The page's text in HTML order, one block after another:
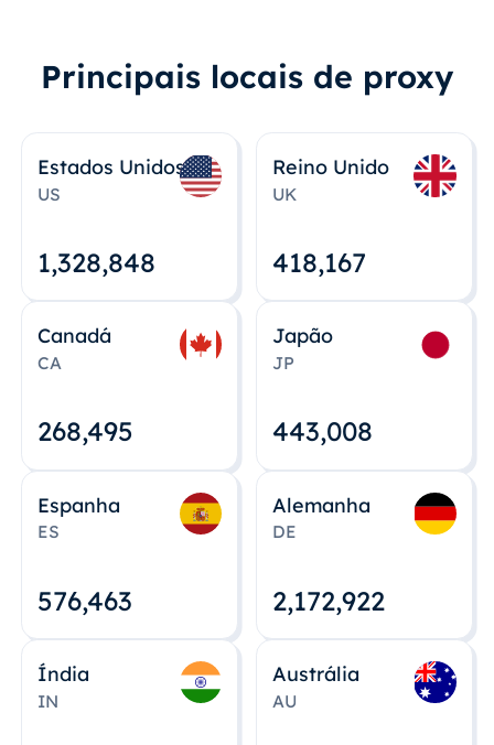
Principais locais de proxy
Estados Unidos
US
1,328,848
Reino Unido
UK
418,167
Canadá
CA
268,495
Japão
JP
443,008
Espanha
ES
576,463
Alemanha
DE
2,172,922
Índia
IN
Austrália
AU